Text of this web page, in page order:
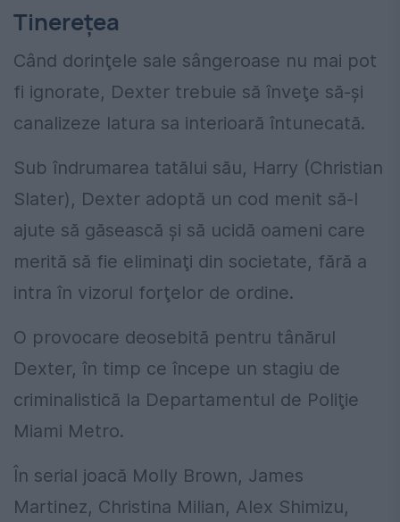
Tinerețea
Când dorinţele sale sângeroase nu mai pot
fi ignorate, Dexter trebuie să înveţe să-şi
canalizeze latura sa interioară întunecată.
Sub îndrumarea tatălui său, Harry (Christian
Slater), Dexter adoptă un cod menit să-l
ajute să găsească şi să ucidă oameni care
merită să fie eliminaţi din societate, fără a
intra în vizorul forţelor de ordine.
O provocare deosebită pentru tânărul
Dexter, în timp ce începe un stagiu de
criminalistică la Departamentul de Poliţie
Miami Metro.
În serial joacă Molly Brown, James
Martinez, Christina Milian, Alex Shimizu,